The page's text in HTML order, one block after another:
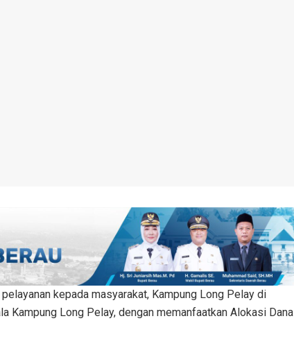
kepada masyarakat, Kampung Long Pelay di
Kampung Long Pelay, dengan memanfaatkan Alokasi Dana